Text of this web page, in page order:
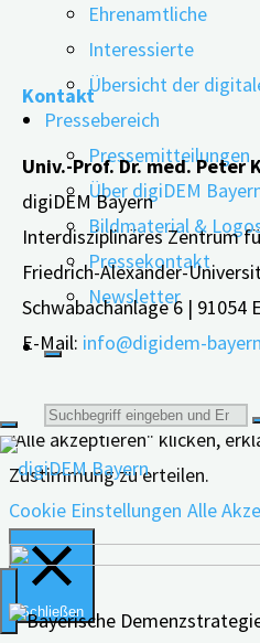
Ehrenamtliche
Interessierte
Übersicht der
Pressebereich
Pressemitteilungen
Über digiDEM
Bildmaterial &
Pressekontakt
Newsletter
Suche
nach:
weiterlesen"fMRT-
Studie
lokalisiert
Weihnachtsgeist
im
Gehirn"
Kontakt
Univ.-Prof. Dr. med. Peter
digiDEM Bayern
Interdisziplinäres Zentrum
Friedrich-Alexander-
Schwabachanlage 6 | 91054
E-Mail: info@digidem-
Wir verwenden Cookies auf
"Alle akzeptieren" klicken,
Zustimmung zu erteilen.
Cookie Einstellungen Alle
Schließen